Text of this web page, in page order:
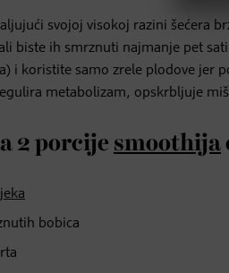
svojoj visokoj razini šećera
biste ih smrznuti najmanje pet
i koristite samo zrele plodove jer
metabolizam, opskrbljuje
2 porcije smoothija
bobica